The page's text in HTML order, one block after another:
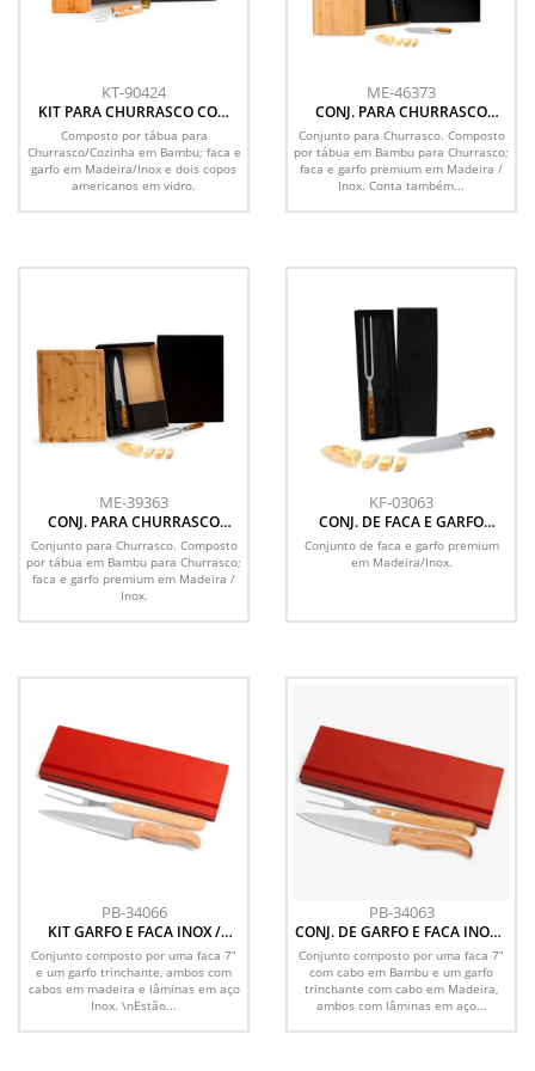
KT-90424
KIT PARA CHURRASCO COM
COPOS - 5 PÇS
Composto por tábua para
Churrasco/Cozinha em Bambu; faca e
garfo em Madeira/Inox e dois copos
americanos em vidro.
ME-46373
CONJ. PARA CHURRASCO
PREMIUM EM BAMBU /
MADEIRA / INOX - 4 PÇS
Conjunto para Churrasco. Composto
por tábua em Bambu para Churrasco;
faca e garfo premium em Madeira /
Inox. Conta também...
ME-39363
CONJ. PARA CHURRASCO
PREMIUM EM BAMBU /
MADEIRA / INOX - 3 PÇS
Conjunto para Churrasco. Composto
por tábua em Bambu para Churrasco;
faca e garfo premium em Madeira /
Inox.
KF-03063
CONJ. DE FACA E GARFO
PREMIUM EM MADEIRA / INOX
- 2 PÇS
Conjunto de faca e garfo premium
em Madeira/Inox.
PB-34066
KIT GARFO E FACA INOX /
MADEIRA COM ESTOJO
VERMELHO 3 PÇS
Conjunto composto por uma faca 7”
e um garfo trinchante, ambos com
cabos em madeira e lâminas em aço
Inox. \nEstão...
PB-34063
CONJ. DE GARFO E FACA INOX /
MADEIRA / BAMBU COM
ESTOJO VERMELHO - 3 PÇS
Conjunto composto por uma faca 7”
com cabo em Bambu e um garfo
trinchante com cabo em Madeira,
ambos com lâminas em aço...